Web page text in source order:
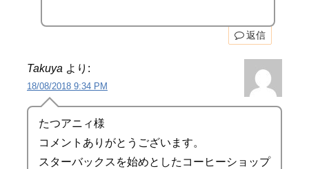
返信
Takuya より:
18/08/2018 9:34 PM
たつアニィ様
コメントありがとうございます。
スターバックスを始めとしたコーヒーショップ